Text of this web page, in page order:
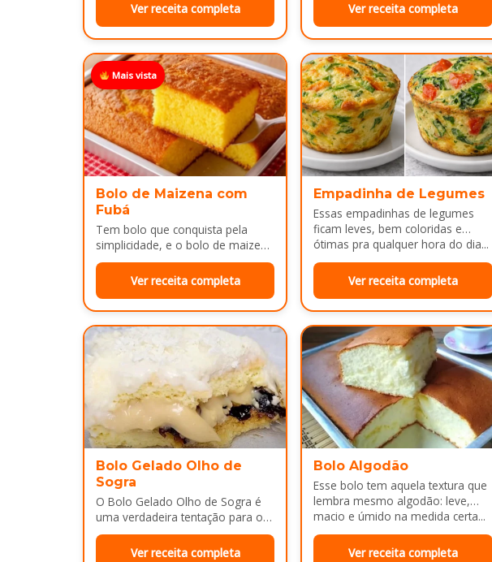
Ver receita completa
Ver receita completa
Mais vista
Bolo de Maizena com
Fubá
Tem bolo que conquista pela
simplicidade, e o bolo de maizena
com fubá é um ótimo exemplo..
Ver receita completa
Empadinha de Legumes
Essas empadinhas de legumes
ficam leves, bem coloridas e
ótimas pra qualquer hora do dia...
Ver receita completa
Bolo Gelado Olho de
Sogra
O Bolo Gelado Olho de Sogra é
uma verdadeira tentação para os
amantes de sobremesas
refrescantes e cheias de sabor...
Ver receita completa
Bolo Algodão
Esse bolo tem aquela textura que
lembra mesmo algodão: leve,
macio e úmido na medida certa...
Ver receita completa